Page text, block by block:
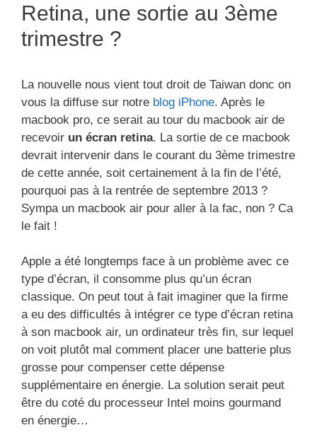
Retina, une sortie au 3ème
trimestre ?
La nouvelle nous vient tout droit de Taiwan donc on
vous la diffuse sur notre blog iPhone. Après le
macbook pro, ce serait au tour du macbook air de
recevoir un écran retina. La sortie de ce macbook
devrait intervenir dans le courant du 3ème trimestre
de cette année, soit certainement à la fin de l’été,
pourquoi pas à la rentrée de septembre 2013 ?
Sympa un macbook air pour aller à la fac, non ? Ca
le fait !
Apple a été longtemps face à un problème avec ce
type d’écran, il consomme plus qu’un écran
classique. On peut tout à fait imaginer que la firme
a eu des difficultés à intégrer ce type d’écran retina
à son macbook air, un ordinateur très fin, sur lequel
on voit plutôt mal comment placer une batterie plus
grosse pour compenser cette dépense
supplémentaire en énergie. La solution serait peut
être du coté du processeur Intel moins gourmand
en énergie…